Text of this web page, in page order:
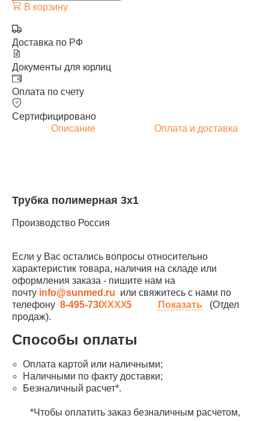
В корзину
Доставка по РФ
Документы для юрлиц
Оплата по счету
Сертифицировано
Описание
Оплата и доставка
Трубка полимерная 3х1
Производство Россия
Если у Вас остались вопросы относительно
характеристик товара, наличия на складе или
оформления заказа - пишите нам на
почту info@sunmed.ru или свяжитесь с нами по
телефону 8-495-730-90-25 Показать (Отдел
продаж).
Способы оплаты
Оплата картой или наличными;
Наличными по факту доставки;
Безналичный расчет*.
*Чтобы оплатить заказ безналичным расчетом,